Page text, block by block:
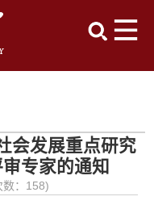
会发展重点研究
专家的通知
： 158)